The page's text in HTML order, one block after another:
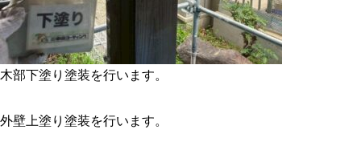
木部下塗り塗装を行います。
外壁上塗り塗装を行います。